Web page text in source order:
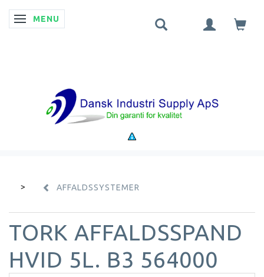
SKIFTE NAVIGATION
MENU
AFFALDSSYSTEMER
TORK AFFALDSSPAND
HVID 5L. B3 564000